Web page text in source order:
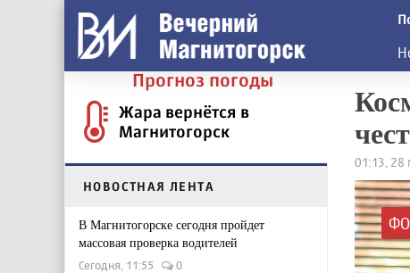
Прогноз погоды
Жара вернётся в
Магнитогорск
НОВОСТНАЯ ЛЕНТА
В Магнитогорске сегодня пройдет
массовая проверка водителей
Сегодня, 11:55 0
01:13, 28